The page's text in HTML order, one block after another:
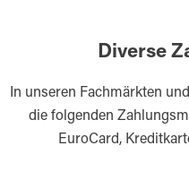
Diverse
In unseren Fachmärkten
die folgenden
EuroCard,